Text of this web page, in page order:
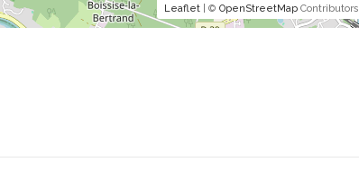
Leaflet| © OpenStreetMapContributors